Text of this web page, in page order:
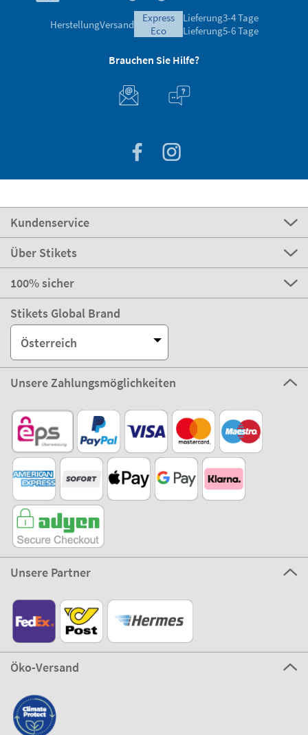
HerstellungVersand
express
eco
Lieferung3-4 Tage
Lieferung5-6 Tage
Brauchen Sie Hilfe?
Kundenservice
Über Stikets
100% sicher
Stikets Global Brand
Österreich
Unsere Zahlungsmöglichkeiten
Unsere Partner
Öko-Versand